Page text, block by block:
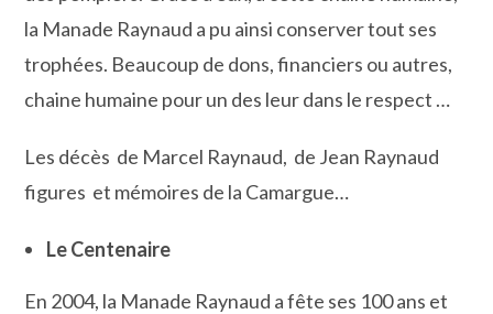
la Manade Raynaud a pu ainsi conserver tout ses
trophées. Beaucoup de dons, financiers ou autres,
chaine humaine pour un des leur dans le respect …
Les décès de Marcel Raynaud, de Jean Raynaud
figures et mémoires de la Camargue…
Le Centenaire
En 2004, la Manade Raynaud a fête ses 100 ans et